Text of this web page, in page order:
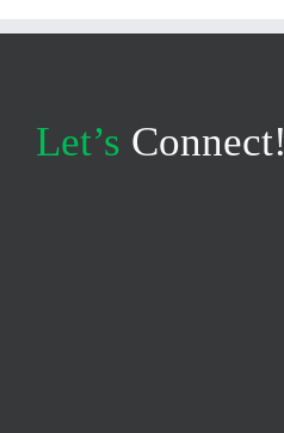
Let’s Connect!